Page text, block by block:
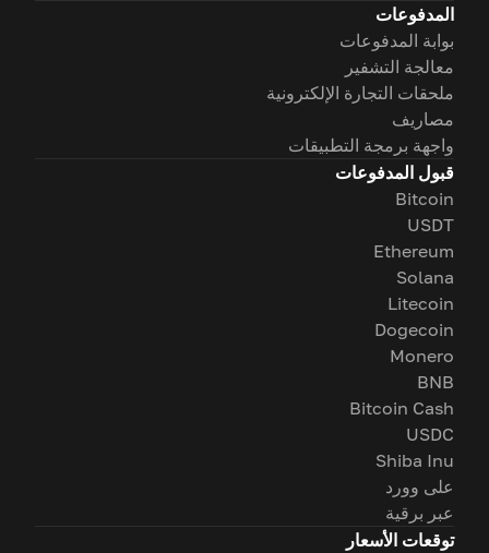
المدفوعات
بوابة المدفوعات
معالجة التشفير
ملحقات التجارة الإلكترونية
مصاريف
واجهة برمجة التطبيقات
قبول المدفوعات
Bitcoin
USDT
Ethereum
Solana
Litecoin
Dogecoin
Monero
BNB
Bitcoin Cash
USDC
Shiba Inu
على وورد
عبر برقية
توقعات الأسعار